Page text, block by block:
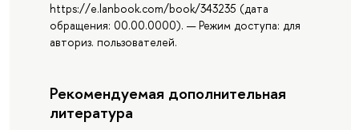
https://e.lanbook.com/book/343235 (дата
обращения: 00.00.0000). — Режим доступа: для
авториз. пользователей.
Рекомендуемая дополнительная
литература